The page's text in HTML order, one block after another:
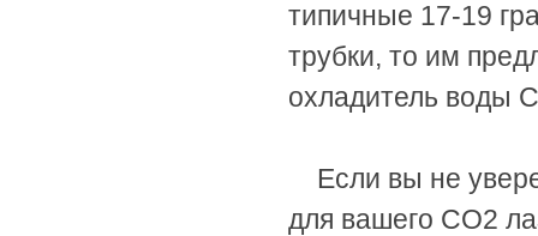
типичные 17-19
трубки, то им
охладитель воды
Если вы не
для вашего CO2